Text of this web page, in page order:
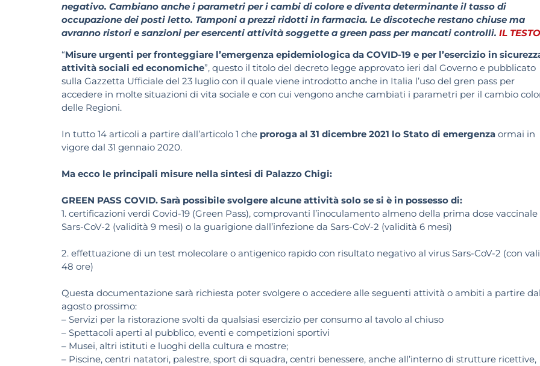
negativo. Cambiano anche i parametri per i cambi di colore e diventa determinante il tasso di
occupazione dei posti letto. Tamponi a prezzi ridotti in farmacia. Le discoteche restano chiuse ma
avranno ristori e sanzioni per esercenti attività soggette a green pass per mancati controlli. IL TESTO
“Misure urgenti per fronteggiare l’emergenza epidemiologica da COVID-19 e per l’esercizio in
attività sociali ed economiche”, questo il titolo del decreto legge approvato ieri dal Governo e pubblicato
sulla Gazzetta Ufficiale del 23 luglio con il quale viene introdotto anche in Italia l’uso del gren pass per
accedere in molte situazioni di vita sociale e con cui vengono anche cambiati i parametri per il cambio
delle Regioni.
In tutto 14 articoli a partire dall’articolo 1 che proroga al 31 dicembre 2021 lo Stato di emergenza ormai in
vigore dal 31 gennaio 2020.
Ma ecco le principali misure nella sintesi di Palazzo Chigi:
GREEN PASS COVID. Sarà possibile svolgere alcune attività solo se si è in possesso di:
1. certificazioni verdi Covid-19 (Green Pass), comprovanti l’inoculamento almeno della prima dose vaccinale
Sars-CoV-2 (validità 9 mesi) o la guarigione dall’infezione da Sars-CoV-2 (validità 6 mesi)
2. effettuazione di un test molecolare o antigenico rapido con risultato negativo al virus Sars-CoV-2 (con
48 ore)
Questa documentazione sarà richiesta poter svolgere o accedere alle seguenti attività o ambiti a partire
agosto prossimo:
– Servizi per la ristorazione svolti da qualsiasi esercizio per consumo al tavolo al chiuso
– Spettacoli aperti al pubblico, eventi e competizioni sportivi
– Musei, altri istituti e luoghi della cultura e mostre;
– Piscine, centri natatori, palestre, sport di squadra, centri benessere, anche all’interno di strutture ricettive,